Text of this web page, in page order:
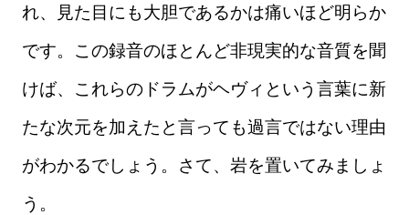
れ、見た目にも大胆であるかは痛いほど明らか
です。この録音のほとんど非現実的な音質を聞
けば、これらのドラムがヘヴィという言葉に新
たな次元を加えたと言っても過言ではない理由
がわかるでしょう。さて、岩を置いてみましょ
う。